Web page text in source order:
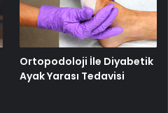
Ortopodoloji İle Diyabetik
Ayak Yarası Tedavisi